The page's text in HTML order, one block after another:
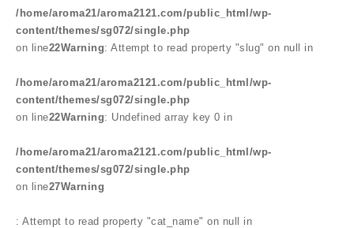
/home/aroma21/aroma2121.com/public_html/wp-
content/themes/sg072/single.php
on line22Warning: Attempt to read property "slug" on null in
/home/aroma21/aroma2121.com/public_html/wp-
content/themes/sg072/single.php
on line22Warning: Undefined array key 0 in
/home/aroma21/aroma2121.com/public_html/wp-
content/themes/sg072/single.php
on line27Warning
: Attempt to read property "cat_name" on null in